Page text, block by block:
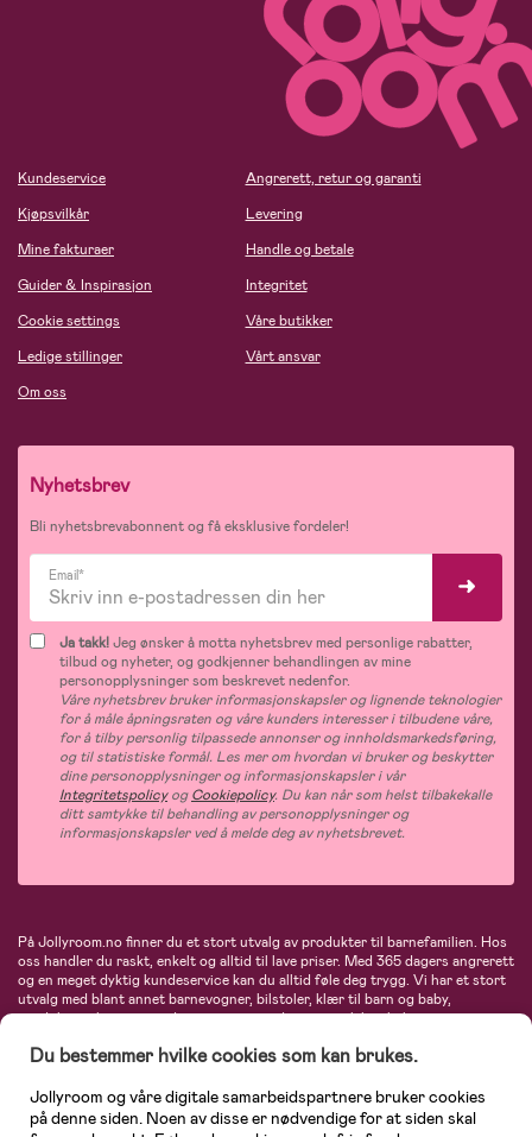
Kundeservice
Kjøpsvilkår
Mine fakturaer
Guider & Inspirasjon
Cookie settings
Ledige stillinger
Om oss
Angrerett, retur og garanti
Levering
Handle og betale
Integritet
Våre butikker
Vårt ansvar
Nyhetsbrev
Bli nyhetsbrevabonnent og få eksklusive fordeler!
Email*
Ja takk!Jeg ønsker å motta nyhetsbrev med personlige rabatter,
tilbud og nyheter, og godkjenner behandlingen av mine
personopplysninger som beskrevet nedenfor.
Våre nyhetsbrev bruker informasjonskapsler og lignende teknologier
for å måle åpningsraten og våre kunders interesser i tilbudene våre,
for å tilby personlig tilpassede annonser og innholdsmarkedsføring,
og til statistiske formål. Les mer om hvordan vi bruker og beskytter
dine personopplysninger og informasjonskapsler i vår
IntegritetspolicyogCookiepolicy. Du kan når som helst tilbakekalle
ditt samtykke til behandling av personopplysninger og
informasjonskapsler ved å melde deg av nyhetsbrevet.
På Jollyroom.no finner du et stort utvalg av produkter til barnefamilien. Hos
oss handler du raskt, enkelt og alltid til lave priser. Med 365 dagers angrerett
og en meget dyktig kundeservice kan du alltid føle deg trygg. Vi har et stort
utvalg med blant annet barnevogner, bilstoler, klær til barn og baby,
produkter til mor, mengder av inspirerende interiør, leker, babyustyr og mye
Maxi-Cosi, Baby Jogger, BabyBjörn, Didriksons, KidKraft, Ergobaby, Philips
største nettbutikk for barn og baby!
Du bestemmer hvilke cookies som kan brukes.
Jollyroom og våre digitale samarbeidspartnere bruker cookies
på denne siden. Noen av disse er nødvendige for at siden skal